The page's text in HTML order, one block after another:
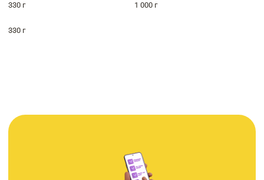
330 г 1 000 г
330 г